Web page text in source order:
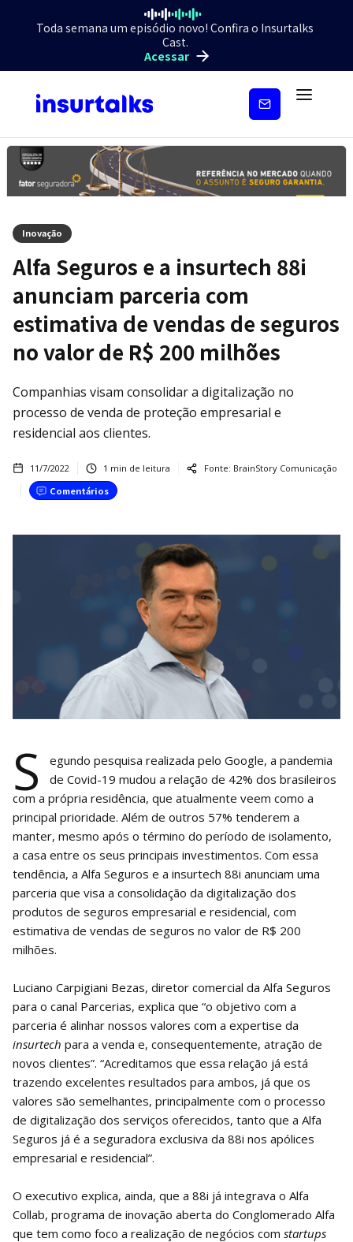
Toda semana um episódio novo! Confira o Insurtalks
Cast.
Acessar
Inscreva-
Inovação
Alfa Seguros e a insurtech 88i
anunciam parceria com
estimativa de vendas de seguros
no valor de R$ 200 milhões
Companhias visam consolidar a digitalização no
processo de venda de proteção empresarial e
residencial aos clientes.
11/7/2022 1 min de leitura Fonte: BrainStory Comunicação
Comentários
S
egundo pesquisa realizada pelo Google, a pandemia
de Covid-19 mudou a relação de 42% dos brasileiros
com a própria residência, que atualmente veem como a
principal prioridade. Além de outros 57% tenderem a
manter, mesmo após o término do período de isolamento,
a casa entre os seus principais investimentos. Com essa
tendência, a Alfa Seguros e a insurtech 88i anunciam uma
parceria que visa a consolidação da digitalização dos
produtos de seguros empresarial e residencial, com
estimativa de vendas de seguros no valor de R$ 200
milhões.
Luciano Carpigiani Bezas, diretor comercial da Alfa Seguros
para o canal Parcerias, explica que “o objetivo com a
parceria é alinhar nossos valores com a expertise da
insurtech para a venda e, consequentemente, atração de
novos clientes”. “Acreditamos que essa relação já está
trazendo excelentes resultados para ambos, já que os
valores são semelhantes, principalmente com o processo
de digitalização dos serviços oferecidos, tanto que a Alfa
Seguros já é a seguradora exclusiva da 88i nos apólices
empresarial e residencial”.
O executivo explica, ainda, que a 88i já integrava o Alfa
Collab, programa de inovação aberta do Conglomerado Alfa
que tem como foco a realização de negócios com startups